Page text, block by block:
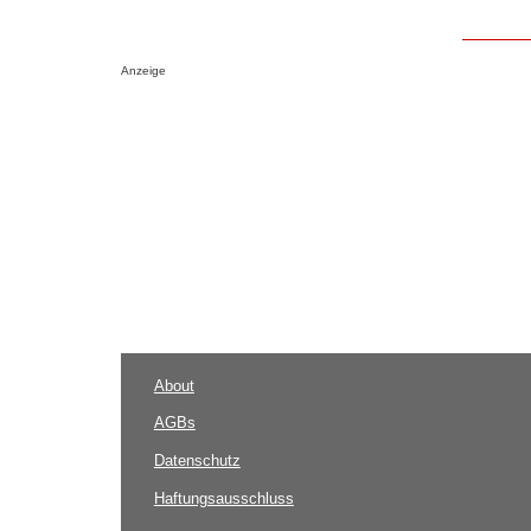
Anzeige
About
AGBs
Datenschutz
Haftungsausschluss